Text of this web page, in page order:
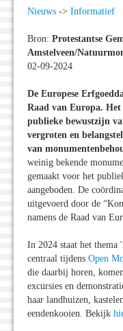
Nieuws -> Informatief
Bron: Protestantse
Amstelveen/
02-09-2024
De Europese
Raad van Europa. Het
publieke bewustzijn
vergroten en
van
weinig bekende
gemaakt voor het
aangeboden. De
uitgevoerd door de
namens de Raad van
In 2024 staat het thema
centraal tijdens Open
die daarbij horen,
excursies en
haar landhuizen,
eendenkooien. Bekijk